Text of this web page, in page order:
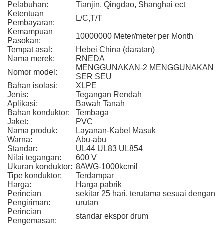
Pelabuhan:
Tianjin, Qingdao, Shanghai ect
Ketentuan
Pembayaran:
L/C,T/T
Kemampuan
Pasokan:
10000000 Meter/meter per Month
Tempat asal:
Hebei China (daratan)
Nama merek:
RNEDA
Nomor model:
MENGGUNAKAN-2 MENGGUNAKAN
SER SEU
Bahan isolasi:
XLPE
Jenis:
Tegangan Rendah
Aplikasi:
Bawah Tanah
Bahan konduktor:
Tembaga
Jaket:
PVC
Nama produk:
Layanan-Kabel Masuk
Warna:
Abu-abu
Standar:
UL44 UL83 UL854
Nilai tegangan:
600 V
Ukuran konduktor: 8AWG-1000kcmil
Tipe konduktor:
Terdampar
Harga:
Harga pabrik
Perincian
Pengiriman:
sekitar 25 hari, terutama sesuai dengan
urutan
Perincian
Pengemasan:
standar ekspor drum